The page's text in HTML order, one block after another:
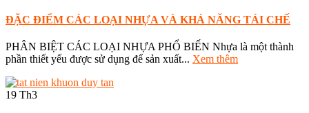
ĐẶC ĐIỂM CÁC LOẠI NHỰA VÀ KHẢ NĂNG TÁI CHẾ
PHÂN BIỆT CÁC LOẠI NHỰA PHỔ BIẾN Nhựa là một thành
phần thiết yếu được sử dụng để sản xuất... Xem thêm
19 Th3